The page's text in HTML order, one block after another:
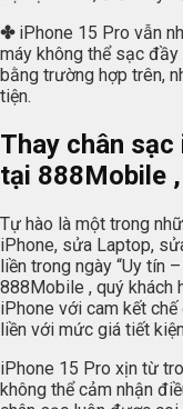
✤iPhone 15 Pro vẫn
máy không thể sạc
bằng trường hợp trên,
tiện.
Thay chân
tại 888Mobile
Tự hào là một trong
iPhone, sửa Laptop,
liền trong ngày “Uy tín
888Mobile , quý khách
iPhone với cam kết
liền với mức giá tiết
iPhone 15 Pro xịn từ
không thể cảm nhận